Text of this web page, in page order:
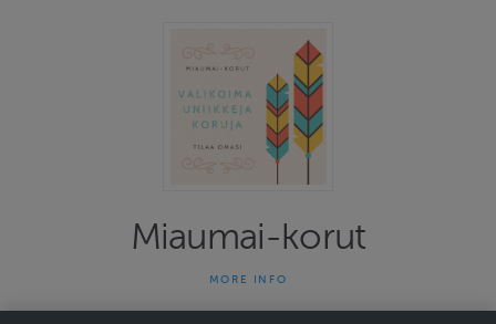
Miaumai-korut
koruja jo 13 vuotta. Kauniit ja persoonalliset korut herättävät
MORE INFO